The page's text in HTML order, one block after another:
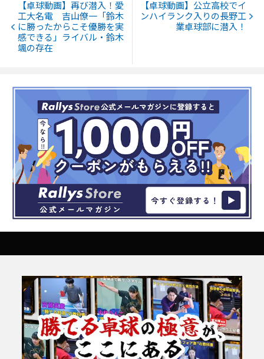
【卓球動画】再び潜入！愛
工大名電 吉山僚一「鈴木
に勝ったからこそ優勝を実
感できる」ライバル・鈴木
颯の存在
【卓球動画】公立高校でイ
ンハイランク入りの長野工
業卓球部に潜入！